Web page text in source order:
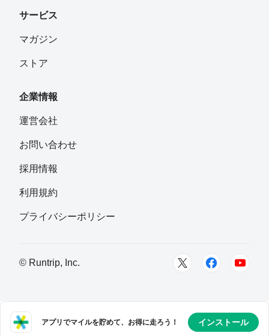
ひとみ
サービス
マガジン
ストア
企業情報
運営会社
お問い合わせ
採用情報
利用規約
プライバシーポリシー
© Runtrip, Inc.
アプリでマイルを貯めて、お得に走ろう！ インストール